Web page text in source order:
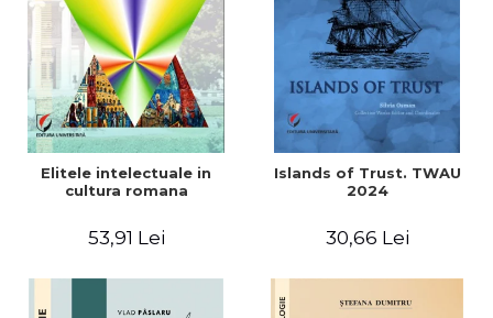
Elitele intelectuale in
cultura romana
53,91 Lei
Islands of Trust. TWAU
2024
30,66 Lei